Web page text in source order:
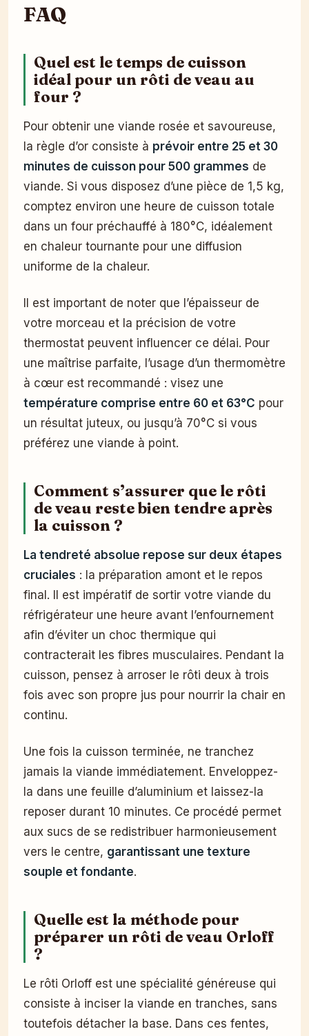
FAQ
Quel est le temps de cuisson
idéal pour un rôti de veau au
four ?
Pour obtenir une viande rosée et savoureuse,
la règle d’or consiste à prévoir entre 25 et 30
minutes de cuisson pour 500 grammes de
viande. Si vous disposez d’une pièce de 1,5 kg,
comptez environ une heure de cuisson totale
dans un four préchauffé à 180°C, idéalement
en chaleur tournante pour une diffusion
uniforme de la chaleur.
Il est important de noter que l’épaisseur de
votre morceau et la précision de votre
thermostat peuvent influencer ce délai. Pour
une maîtrise parfaite, l’usage d’un thermomètre
à cœur est recommandé : visez une
température comprise entre 60 et 63°C pour
un résultat juteux, ou jusqu’à 70°C si vous
préférez une viande à point.
Comment s’assurer que le rôti
de veau reste bien tendre après
la cuisson ?
La tendreté absolue repose sur deux étapes
cruciales : la préparation amont et le repos
final. Il est impératif de sortir votre viande du
réfrigérateur une heure avant l’enfournement
afin d’éviter un choc thermique qui
contracterait les fibres musculaires. Pendant la
cuisson, pensez à arroser le rôti deux à trois
fois avec son propre jus pour nourrir la chair en
continu.
Une fois la cuisson terminée, ne tranchez
jamais la viande immédiatement. Enveloppez-
la dans une feuille d’aluminium et laissez-la
reposer durant 10 minutes. Ce procédé permet
aux sucs de se redistribuer harmonieusement
vers le centre, garantissant une texture
souple et fondante.
Quelle est la méthode pour
préparer un rôti de veau Orloff
?
Le rôti Orloff est une spécialité généreuse qui
consiste à inciser la viande en tranches, sans
toutefois détacher la base. Dans ces fentes,